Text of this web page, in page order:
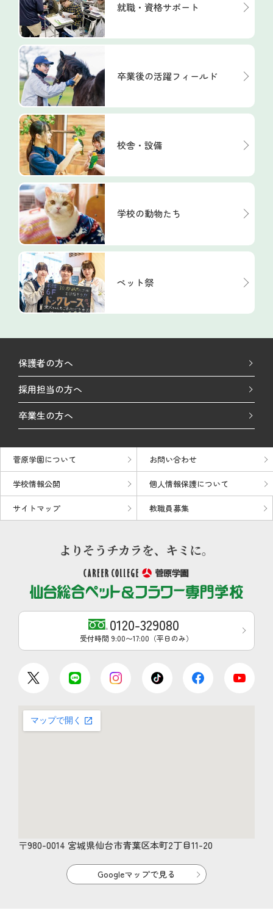
就職・資格サポート
卒業後の活躍フィールド
校舎・設備
学校の動物たち
ペット祭
保護者の方へ
採用担当の方へ
卒業生の方へ
菅原学園について お問い合わせ
学校情報公開 個人情報保護について
サイトマップ 教職員募集
0120-329080
受付時間 9:00〜17:00（平日のみ）
〒980-0014 宮城県仙台市青葉区本町2丁目11-20
Googleマップで見る